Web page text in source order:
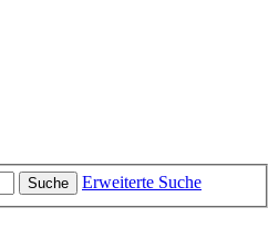
Suche Erweiterte Suche